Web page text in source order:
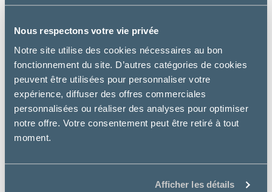
Nous respectons votre vie privée
Notre site utilise des cookies nécessaires au bon
fonctionnement du site. D’autres catégories de cookies
peuvent être utilisées pour personnaliser votre
expérience, diffuser des offres commerciales
personnalisées ou réaliser des analyses pour optimiser
notre offre. Votre consentement peut être retiré à tout
moment.
Afficher les détails